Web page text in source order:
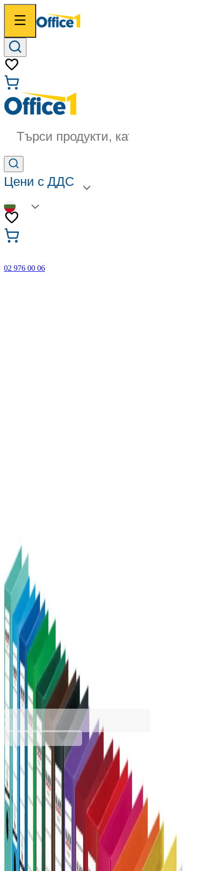
Търси продукти, категории...
Цени с ДДС
BG
02 976 00 06
Начало Офис Консумативи
Falken Класьор Chromocolor,
8 cm, PP, жълт
1070120514
Баркод: 4014481227951
5,99 €
11,71 лв.
Широчина на гърба [mm]
50
80
Цвят
Бордо
Бял
Жълт